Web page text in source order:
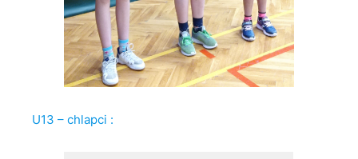
U13 – chlapci :